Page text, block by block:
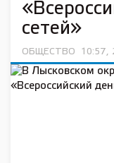
сетей»
ОБЩЕСТВО 10:57,